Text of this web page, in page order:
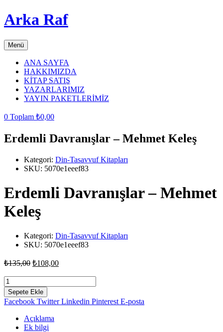
Arka Raf
Menü
ANA SAYFA
HAKKIMIZDA
KİTAP SATIŞ
YAZARLARIMIZ
YAYIN PAKETLERİMİZ
0 Toplam ₺0,00
Erdemli Davranışlar – Mehmet Keleş
Kategori: Din-Tasavvuf Kitapları
SKU: 5070e1eeef83
Erdemli Davranışlar – Mehmet
Keleş
Kategori: Din-Tasavvuf Kitapları
SKU: 5070e1eeef83
₺135,00 Orijinal
₺108,00Şu
fiyat:
₺108,00.
Erdemli
Davranışlar
-
Mehmet
Keleş
adet
Sepete Ekle
Facebook Twitter Linkedin Pinterest E-posta
Açıklama
Ek bilgi